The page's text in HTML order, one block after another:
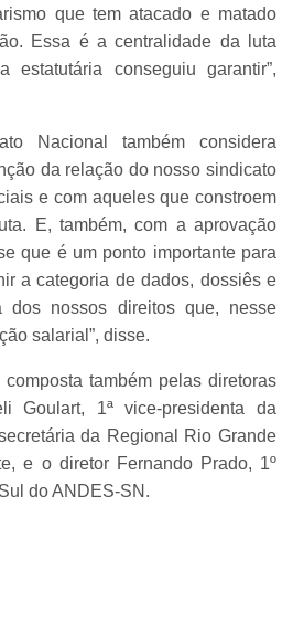
que tem atacado e matado
Essa é a centralidade da luta
estatutária conseguiu garantir”,
Nacional também considera
da relação do nosso sindicato
e com aqueles que constroem
E, também, com a aprovação
que é um ponto importante para
a categoria de dados, dossiês e
dos nossos direitos que, nesse
salarial”, disse.
também pelas diretoras
Goulart, 1ª vice-presidenta da
da Regional Rio Grande
e o diretor Fernando Prado, 1º
do ANDES-SN.